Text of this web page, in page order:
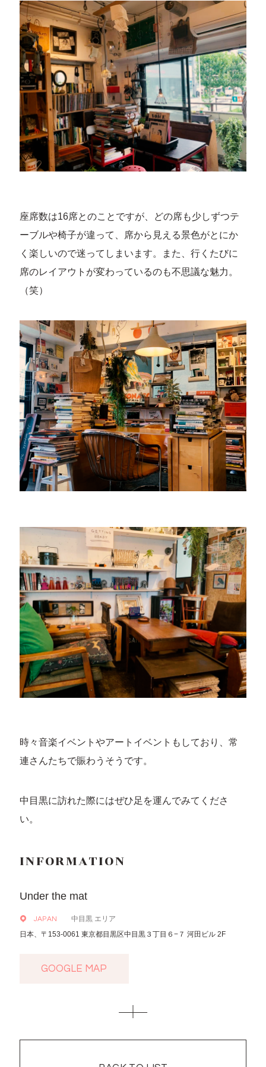
座席数は16席とのことですが、どの席も少しずつテ
ーブルや椅子が違って、席から見える景色がとにか
く楽しいので迷ってしまいます。また、行くたびに
席のレイアウトが変わっているのも不思議な魅力。
（笑）
時々音楽イベントやアートイベントもしており、常
連さんたちで賑わうそうです。
中目黒に訪れた際にはぜひ足を運んでみてくださ
い。
INFORMATION
Under the mat
JAPAN
中目黒 エリア
日本、〒153-0061 東京都目黒区中目黒３丁目６−７ 河田ビル 2F
GOOGLE MAP
GOOGLE MAP